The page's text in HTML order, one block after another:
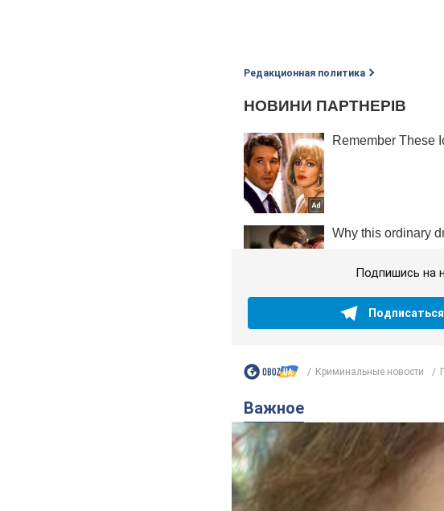
Редакционная политика